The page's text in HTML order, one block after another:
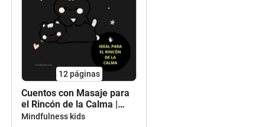
12páginas
Cuentos con Masaje para
el Rincón de la Calma |
Relajación en Infantil (3-6
Mindfulness kids